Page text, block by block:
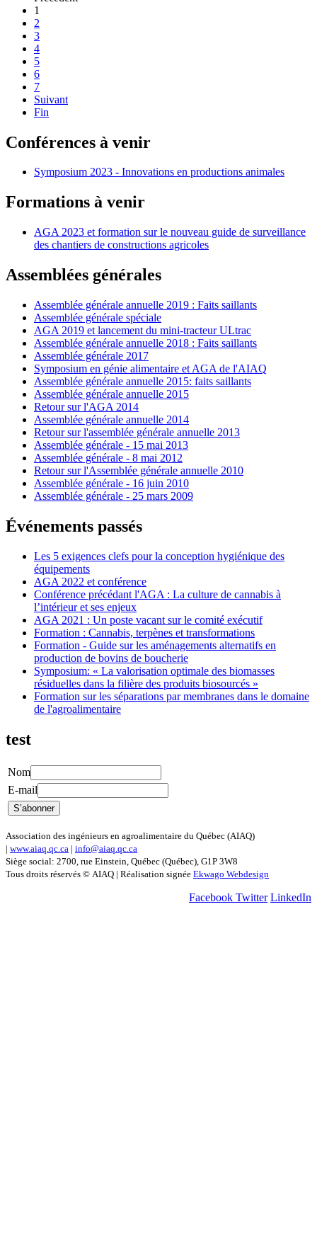
1
2
3
4
5
6
7
Suivant
Fin
Conférences à venir
Symposium 2023 - Innovations en productions animales
Formations à venir
AGA 2023 et formation sur le nouveau guide de surveillance
des chantiers de constructions agricoles
Assemblées générales
Assemblée générale annuelle 2019 : Faits saillants
Assemblée générale spéciale
AGA 2019 et lancement du mini-tracteur ULtrac
Assemblée générale annuelle 2018 : Faits saillants
Assemblée générale 2017
Symposium en génie alimentaire et AGA de l'AIAQ
Assemblée générale annuelle 2015: faits saillants
Assemblée générale annuelle 2015
Retour sur l'AGA 2014
Assemblée générale annuelle 2014
Retour sur l'assemblée générale annuelle 2013
Assemblée générale - 15 mai 2013
Assemblée générale - 8 mai 2012
Retour sur l'Assemblée générale annuelle 2010
Assemblée générale - 16 juin 2010
Assemblée générale - 25 mars 2009
Événements passés
Les 5 exigences clefs pour la conception hygiénique des
équipements
AGA 2022 et conférence
Conférence précédant l'AGA : La culture de cannabis à
l’intérieur et ses enjeux
AGA 2021 : Un poste vacant sur le comité exécutif
Formation : Cannabis, terpènes et transformations
Formation - Guide sur les aménagements alternatifs en
production de bovins de boucherie
Symposium: « La valorisation optimale des biomasses
résiduelles dans la filière des produits biosourcés »
Formation sur les séparations par membranes dans le domaine
de l'agroalimentaire
test
Nom
E-mail
Association des ingénieurs en agroalimentaire du Québec (AIAQ)
| www.aiaq.qc.ca | info@aiaq.qc.ca
Siège social: 2700, rue Einstein, Québec (Québec), G1P 3W8
Tous droits réservés © AIAQ | Réalisation signée Ekwago Webdesign
Facebook Twitter LinkedIn